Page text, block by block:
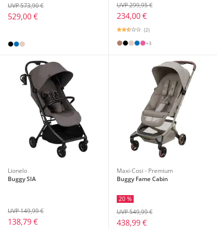
529,00 €
UVP 573,90 €
234,00 €
UVP 299,95 €
(2)
+3
Lionelo
Buggy SIA
138,79 €
UVP 149,99 €
Maxi-Cosi - Premium
Buggy Fame Cabin
20 %
438,99 €
UVP 549,99 €